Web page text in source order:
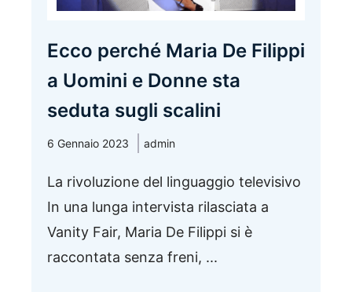
Ecco perché Maria De Filippi
a Uomini e Donne sta
seduta sugli scalini
6 Gennaio 2023 admin
La rivoluzione del linguaggio televisivo
In una lunga intervista rilasciata a
Vanity Fair, Maria De Filippi si è
raccontata senza freni, ...